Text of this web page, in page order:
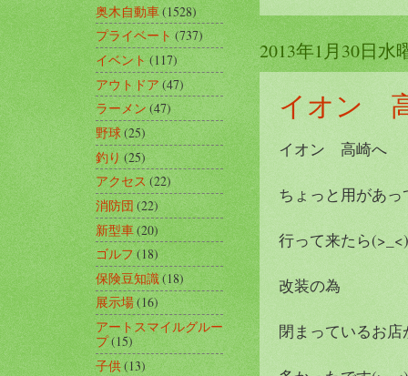
2013年1月30日水
イオン
イオン 高崎へ
ちょっと用があっ
行って来たら(>_<)
改装の為
閉まっているお店
奥木自動車(1528)
プライベート(737)
イベント(117)
アウトドア(47)
ラーメン(47)
野球(25)
釣り(25)
アクセス(22)
消防団(22)
新型車(20)
ゴルフ(18)
保険豆知識(18)
展示場(16)
アートスマイルグルー
プ(15)
子供(13)